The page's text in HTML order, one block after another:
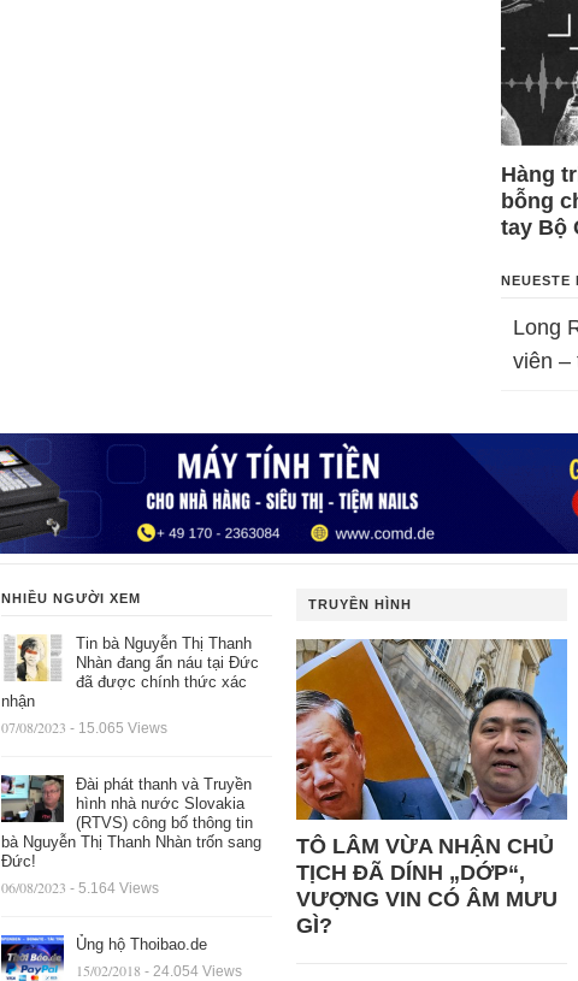
Hàng
bỗng
tay Bộ
NEUESTE
Long
viên –
NHIỀU NGƯỜI XEM
Tin bà Nguyễn Thị Thanh
Nhàn đang ẩn náu tại Đức
đã được chính thức xác
nhận
07/08/2023 - 15.065 Views
Đài phát thanh và Truyền
hình nhà nước Slovakia
(RTVS) công bố thông tin
bà Nguyễn Thị Thanh Nhàn trốn sang
Đức!
06/08/2023 - 5.164 Views
Ủng hộ Thoibao.de
15/02/2018 - 24.054 Views
TRUYỀN HÌNH
TÔ LÂM VỪA NHẬN CHỦ
TỊCH ĐÃ DÍNH „DỚP“,
VƯỢNG VIN CÓ ÂM MƯU
GÌ?